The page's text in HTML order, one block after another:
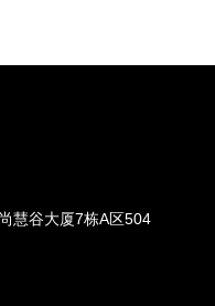
慧谷大厦7栋A区504